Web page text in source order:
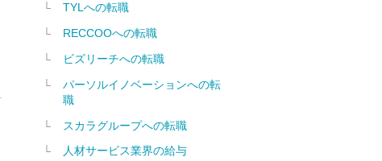
TYLへの転職
RECCOOへの転職
ビズリーチへの転職
パーソルイノベーションへの転
職
スカラグループへの転職
人材サービス業界の給与